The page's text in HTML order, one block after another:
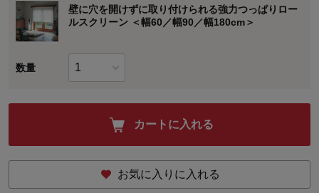
壁に穴を開けずに取り付けられる強力つっぱりロー
ルスクリーン ＜幅60／幅90／幅180cm＞
数量
カートに入れる
お気に入りに入れる